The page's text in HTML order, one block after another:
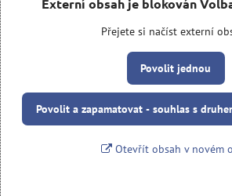
Externí obsah je blokován
Přejete si načíst externí
Povolit jednou
Povolit a zapamatovat - souhlas s
Otevřít obsah v novém